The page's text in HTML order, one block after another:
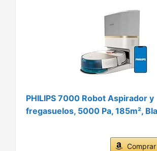
PHILIPS 7000 Robot Aspirador y
fregasuelos, 5000 Pa, 185m²,